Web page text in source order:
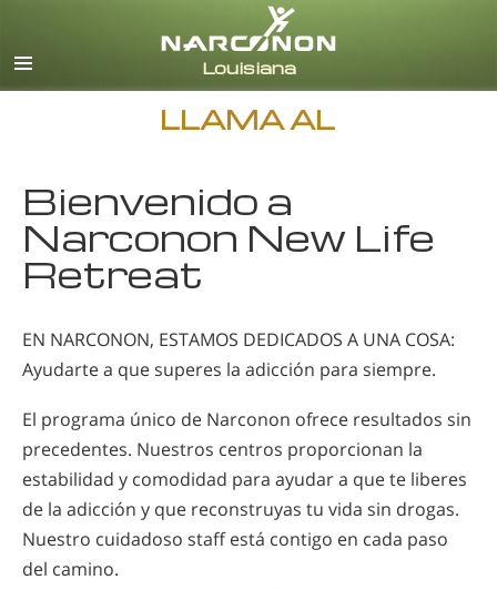
LLAMA AL
Bienvenido a
Narconon New Life
Retreat
EN NARCONON, ESTAMOS DEDICADOS A UNA COSA:
Ayudarte a que superes la adicción para siempre.
El programa único de Narconon ofrece resultados sin
precedentes. Nuestros centros proporcionan la
estabilidad y comodidad para ayudar a que te liberes
de la adicción y que reconstruyas tu vida sin drogas.
Nuestro cuidadoso staff está contigo en cada paso
del camino.